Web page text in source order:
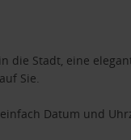
die Stadt, eine
Sie.
Datum und